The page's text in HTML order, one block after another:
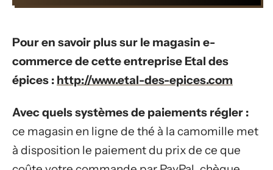
Pour en savoir plus sur le magasin e-
commerce de cette entreprise Etal des
épices : http://www.etal-des-epices.com
Avec quels systèmes de paiements régler :
ce magasin en ligne de thé à la camomille met
à disposition le paiement du prix de ce que